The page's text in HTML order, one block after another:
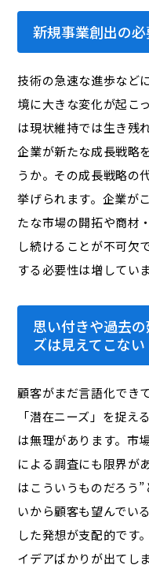
新規事業創出の
技術の急速な進歩など
境に大きな変化が起こ
は現状維持では生き残
企業が新たな成長戦略
うか。その成長戦略の
挙げられます。企業が
たな市場の開拓や商材
し続けることが不可欠
する必要性は増していま
思い付きや過去
ズは見えてこない
顧客がまだ言語化でき
「潜在ニーズ」を捉え
は無理があります。市
による調査にも限界が
はこういうものだろう
いから顧客も望んでい
した発想が支配的です
イデアばかりが出てし